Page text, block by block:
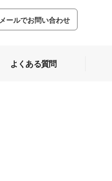
メールでお問い合わせ
よくある質問